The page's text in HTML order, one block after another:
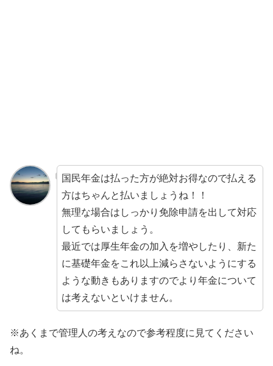
国民年金は払った方が絶対お得なので払える
方はちゃんと払いましょうね！！
無理な場合はしっかり免除申請を出して対応
してもらいましょう。
最近では厚生年金の加入を増やしたり、新た
に基礎年金をこれ以上減らさないようにする
ような動きもありますのでより年金について
は考えないといけません。
※あくまで管理人の考えなので参考程度に見てください
ね。